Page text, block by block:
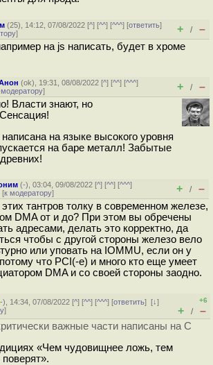
(25), 14:12, 07/08/2022 [^] [^^] [^^^] [ответить]
] + / –
на js написать, будет в хроме
(ok), 19:31, 08/08/2022 [^] [^^] [^^^]
модератору] + / –
Власти знают, но
на языке высокого уровня
на баре металл! Забытые
(-), 03:04, 09/08/2022 [^] [^^] [^^^]
к модератору] + / –
тантров толку в современном железе,
DMA от и до? При этом вы обречены
адресами, делать это корректно, да
чтобы с другой стороны железо вело
или уповать на IOMMU, если он у
что PCI(-e) и много кто еще умеет
DMA и со своей стороны заодно.
-), 14:34, 07/08/2022 [^] [^^] [^^^] [ответить][↓]
]
+6
+ / –
важные части написаны на C
«Чем чудовищнее ложь, тем